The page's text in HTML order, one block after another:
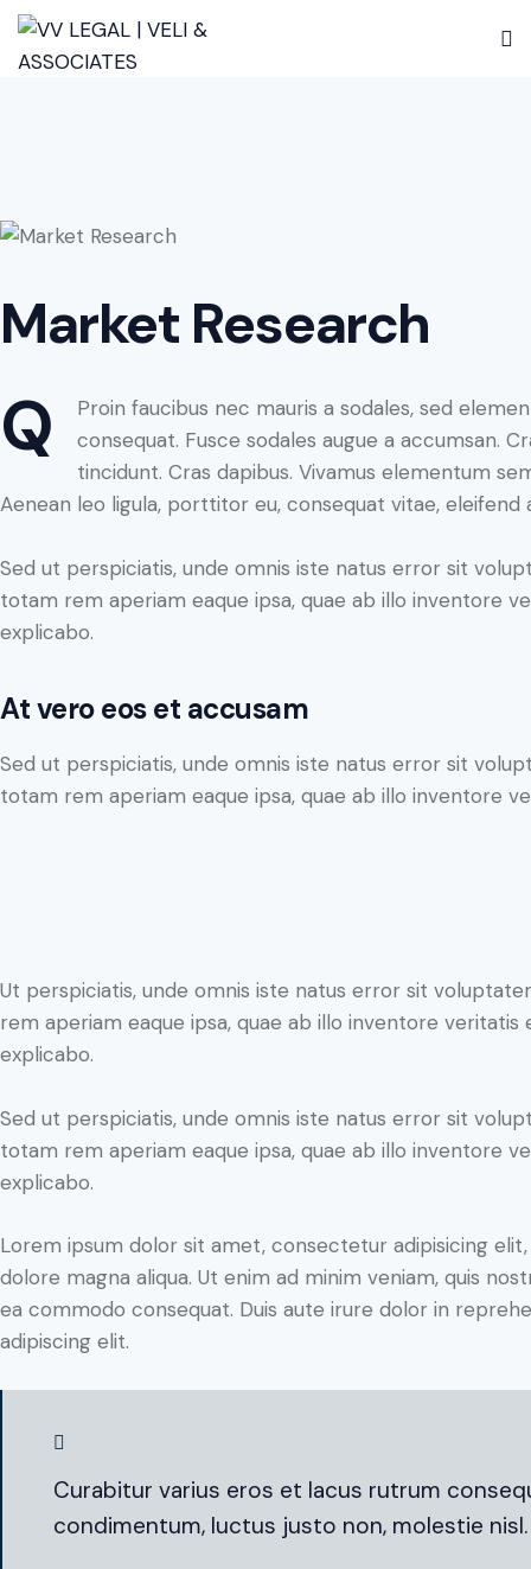
Market Research
Q
Proin faucibus nec mauris a sodales, sed
consequat. Fusce sodales augue a accumsan.
tincidunt. Cras dapibus. Vivamus elementum
Aenean leo ligula, porttitor eu, consequat vitae, eleifend
Sed ut perspiciatis, unde omnis iste natus error sit
totam rem aperiam eaque ipsa, quae ab illo inventore
explicabo.
At vero eos et accusam
Sed ut perspiciatis, unde omnis iste natus error sit
totam rem aperiam eaque ipsa, quae ab illo inventore
Ut perspiciatis, unde omnis iste natus error sit
rem aperiam eaque ipsa, quae ab illo inventore
explicabo.
Sed ut perspiciatis, unde omnis iste natus error sit
totam rem aperiam eaque ipsa, quae ab illo inventore
explicabo.
Lorem ipsum dolor sit amet, consectetur adipisicing
dolore magna aliqua. Ut enim ad minim veniam, quis
ea commodo consequat. Duis aute irure dolor in
adipiscing elit.
Curabitur varius eros et lacus rutrum
condimentum, luctus justo non, molestie nisl.